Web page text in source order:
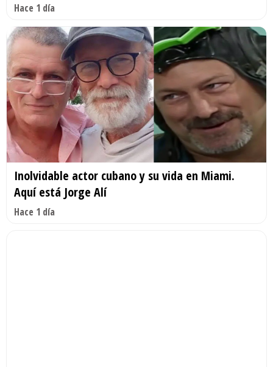
Hace 1 día
Inolvidable actor cubano y su vida en Miami.
Aquí está Jorge Alí
Hace 1 día